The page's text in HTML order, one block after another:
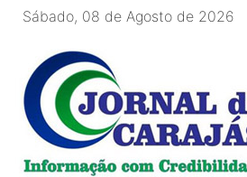
Sábado, 08 de Agosto de 2026